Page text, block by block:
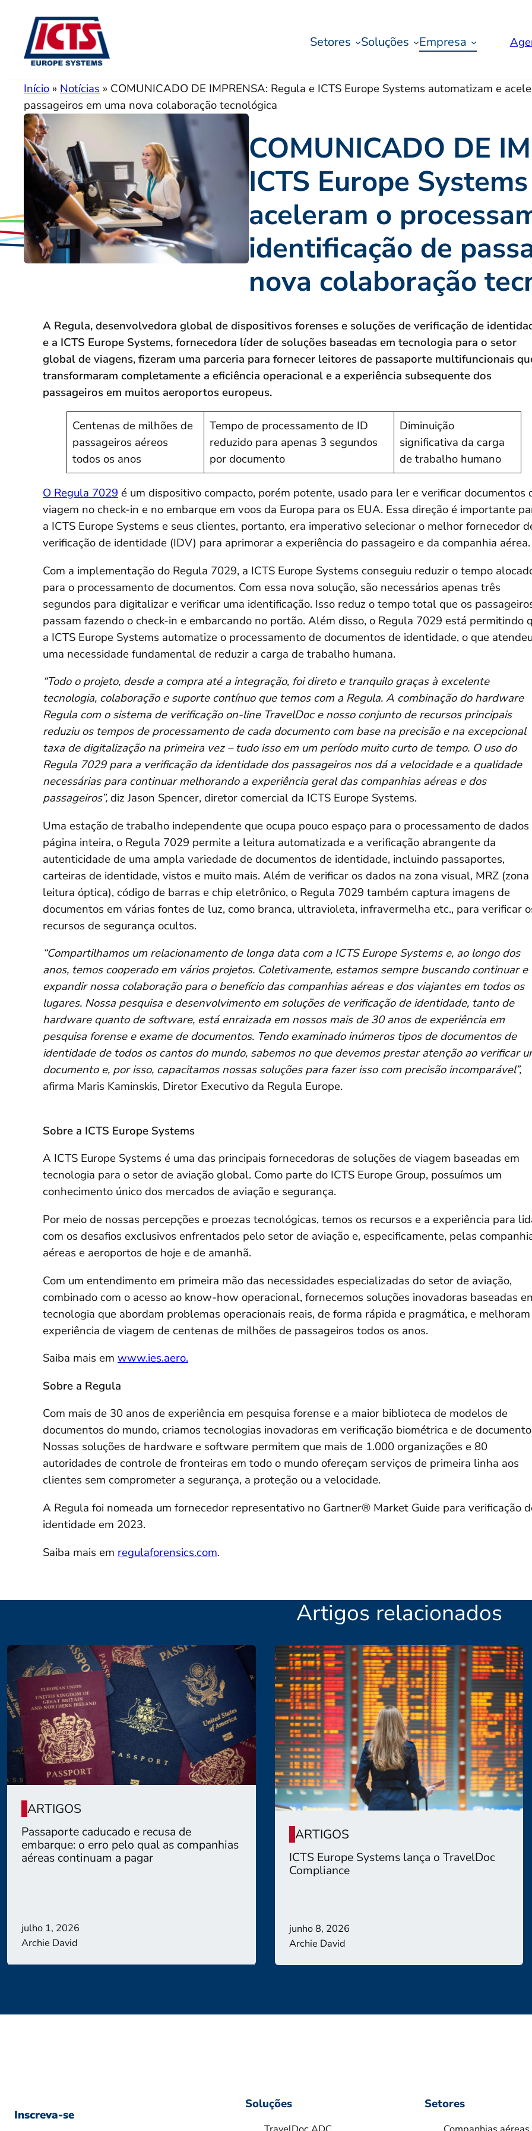
conteúdo
Setores Soluções Empresa
Início » Notícias » COMUNICADO DE IMPRENSA: Regula e ICTS Europe Systems automatizam e
passageiros em uma nova colaboração tecnológica
COMUNICADO DE
ICTS Europe
aceleram o
identificação de
nova colaboração
A Regula, desenvolvedora global de dispositivos forenses e soluções de verificação de
e a ICTS Europe Systems, fornecedora líder de soluções baseadas em tecnologia para o setor
global de viagens, fizeram uma parceria para fornecer leitores de passaporte multifuncionais
transformaram completamente a eficiência operacional e a experiência subsequente dos
passageiros em muitos aeroportos europeus.
Centenas de milhões de
passageiros aéreos
todos os anos
Tempo de processamento de ID
reduzido para apenas 3 segundos
por documento
Diminuição
significativa da carga
de trabalho humano
O Regula 7029 é um dispositivo compacto, porém potente, usado para ler e verificar documentos
viagem no check-in e no embarque em voos da Europa para os EUA. Essa direção é importante
a ICTS Europe Systems e seus clientes, portanto, era imperativo selecionar o melhor fornecedor
verificação de identidade (IDV) para aprimorar a experiência do passageiro e da companhia aérea.
Com a implementação do Regula 7029, a ICTS Europe Systems conseguiu reduzir o tempo
para o processamento de documentos. Com essa nova solução, são necessários apenas três
segundos para digitalizar e verificar uma identificação. Isso reduz o tempo total que os
passam fazendo o check-in e embarcando no portão. Além disso, o Regula 7029 está permitindo
a ICTS Europe Systems automatize o processamento de documentos de identidade, o que
uma necessidade fundamental de reduzir a carga de trabalho humana.
“Todo o projeto, desde a compra até a integração, foi direto e tranquilo graças à excelente
tecnologia, colaboração e suporte contínuo que temos com a Regula. A combinação do hardware
Regula com o sistema de verificação on-line TravelDoc e nosso conjunto de recursos principais
reduziu os tempos de processamento de cada documento com base na precisão e na excepcional
taxa de digitalização na primeira vez – tudo isso em um período muito curto de tempo. O uso do
Regula 7029 para a verificação da identidade dos passageiros nos dá a velocidade e a qualidade
necessárias para continuar melhorando a experiência geral das companhias aéreas e dos
passageiros”,diz Jason Spencer, diretor comercial da ICTS Europe Systems.
Uma estação de trabalho independente que ocupa pouco espaço para o processamento de dados
página inteira, o Regula 7029 permite a leitura automatizada e a verificação abrangente da
autenticidade de uma ampla variedade de documentos de identidade, incluindo passaportes,
carteiras de identidade, vistos e muito mais. Além de verificar os dados na zona visual, MRZ (zona
leitura óptica), código de barras e chip eletrônico, o Regula 7029 também captura imagens de
documentos em várias fontes de luz, como branca, ultravioleta, infravermelha etc., para verificar
recursos de segurança ocultos.
“Compartilhamos um relacionamento de longa data com a ICTS Europe Systems e, ao longo dos
anos, temos cooperado em vários projetos. Coletivamente, estamos sempre buscando continuar e
expandir nossa colaboração para o benefício das companhias aéreas e dos viajantes em todos os
lugares. Nossa pesquisa e desenvolvimento em soluções de verificação de identidade, tanto de
hardware quanto de software, está enraizada em nossos mais de 30 anos de experiência em
pesquisa forense e exame de documentos. Tendo examinado inúmeros tipos de documentos de
identidade de todos os cantos do mundo, sabemos no que devemos prestar atenção ao verificar
documento e, por isso, capacitamos nossas soluções para fazer isso com precisão incomparável”,
afirma Maris Kaminskis, Diretor Executivo da Regula Europe.
Sobre a ICTS Europe Systems
A ICTS Europe Systems é uma das principais fornecedoras de soluções de viagem baseadas em
tecnologia para o setor de aviação global. Como parte do ICTS Europe Group, possuímos um
conhecimento único dos mercados de aviação e segurança.
Por meio de nossas percepções e proezas tecnológicas, temos os recursos e a experiência para
com os desafios exclusivos enfrentados pelo setor de aviação e, especificamente, pelas
aéreas e aeroportos de hoje e de amanhã.
Com um entendimento em primeira mão das necessidades especializadas do setor de aviação,
combinado com o acesso ao know-how operacional, fornecemos soluções inovadoras baseadas
tecnologia que abordam problemas operacionais reais, de forma rápida e pragmática, e
experiência de viagem de centenas de milhões de passageiros todos os anos.
Saiba mais em www.ies.aero.
Sobre a Regula
Com mais de 30 anos de experiência em pesquisa forense e a maior biblioteca de modelos de
documentos do mundo, criamos tecnologias inovadoras em verificação biométrica e de
Nossas soluções de hardware e software permitem que mais de 1.000 organizações e 80
autoridades de controle de fronteiras em todo o mundo ofereçam serviços de primeira linha aos
clientes sem comprometer a segurança, a proteção ou a velocidade.
A Regula foi nomeada um fornecedor representativo no Gartner® Market Guide para verificação
identidade em 2023.
Saiba mais em regulaforensics.com.
Artigos relacionados
ARTIGOS
Passaporte caducado e recusa de
embarque: o erro pelo qual as companhias
aéreas continuam a pagar
julho 1, 2026
Archie David
ARTIGOS
ICTS Europe Systems lança o TravelDoc
Compliance
junho 8, 2026
Archie David
Inscreva-se
Soluções Setores